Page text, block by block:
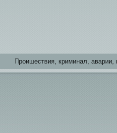
Проишестви­я, криминал,